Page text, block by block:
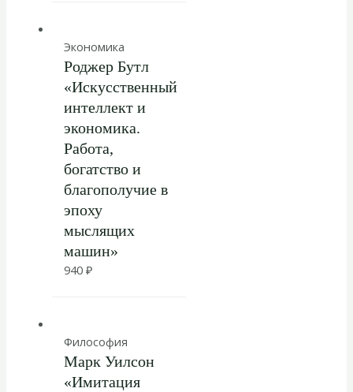
Экономика
Роджер Бутл
«Искусственный
интеллект и
экономика.
Работа,
богатство и
благополучие в
эпоху
мыслящих
машин»
940 ₽
Философия
Марк Уилсон
«Имитация